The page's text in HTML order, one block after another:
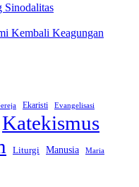
Sinodalitas
Kembali Keagungan
Ekaristi Evangelisasi
Katekismus
Liturgi Manusia Maria